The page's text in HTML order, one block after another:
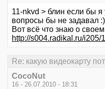
11-nkvd > блин если бы
вопросы бы не задавал :)
Вот всё что знаю о
http://s004.radikal.ru/
Re: кaкую видeокaрту
CocoNut
16 - 26.07.2010 - 18:31